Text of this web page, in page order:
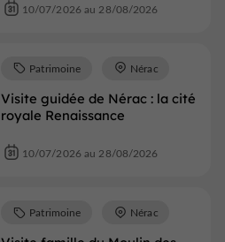
10/07/2026 au 28/08/2026
Visite guidée de Nérac : la cité
royale Renaissance
Patrimoine Nérac
10/07/2026 au 28/08/2026
Patrimoine Nérac